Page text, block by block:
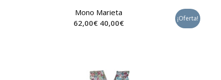
Mono Marieta
62,00€ 40,00€ ¡Oferta!